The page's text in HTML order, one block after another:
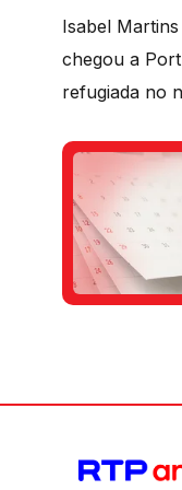
Isabel
chegou a
refugiada no